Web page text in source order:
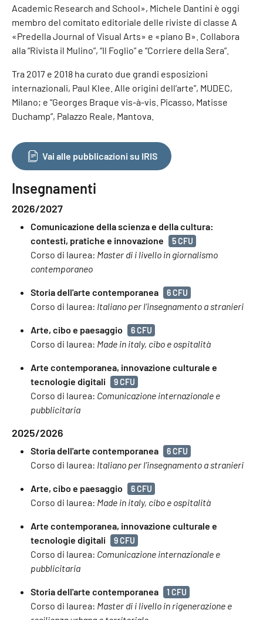
Academic Research and School», Michele Dantini è oggi
membro del comitato editoriale delle riviste di classe A
«Predella Journal of Visual Arts» e «piano B». Collabora
alla “Rivista il Mulino”, “Il Foglio” e “Corriere della Sera”.
Tra 2017 e 2018 ha curato due grandi esposizioni
internazionali, Paul Klee. Alle origini dell’arte”, MUDEC,
Milano; e “Georges Braque vis-à-vis. Picasso, Matisse
Duchamp”, Palazzo Reale, Mantova.
Vai alle pubblicazioni su IRIS
Insegnamenti
2026/2027
Comunicazione della scienza e della cultura:
contesti, pratiche e innovazione
5 CFU
Corso di laurea: Master di i livello in giornalismo
contemporaneo
Storia dell'arte contemporanea 6 CFU
Corso di laurea: Italiano per l'insegnamento a stranieri
Arte, cibo e paesaggio 6 CFU
Corso di laurea: Made in italy, cibo e ospitalità
Arte contemporanea, innovazione culturale e
tecnologie digitali
9 CFU
Corso di laurea: Comunicazione internazionale e
pubblicitaria
2025/2026
Storia dell'arte contemporanea 6 CFU
Corso di laurea: Italiano per l'insegnamento a stranieri
Arte, cibo e paesaggio 6 CFU
Corso di laurea: Made in italy, cibo e ospitalità
Arte contemporanea, innovazione culturale e
tecnologie digitali
9 CFU
Corso di laurea: Comunicazione internazionale e
pubblicitaria
Storia dell'arte contemporanea 1 CFU
Corso di laurea: Master di i livello in rigenerazione e